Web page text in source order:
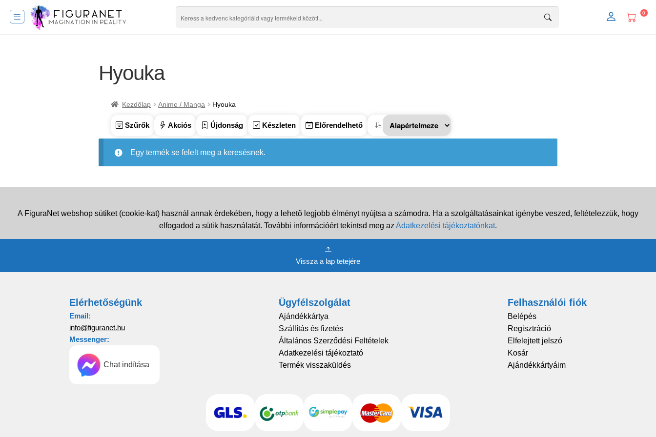
0
Hyouka
Kezdőlap Anime / Manga Hyouka
Szűrők Akciós Újdonság Készleten Előrendelhető
Egy termék se felelt meg a keresésnek.
A FiguraNet webshop sütiket (cookie-kat) használ annak érdekében, hogy a lehető legjobb élményt nyújtsa a számodra. Ha a szolgáltatásainkat igénybe veszed, feltételezzük, hogy
elfogadod a sütik használatát. További információért tekintsd meg az Adatkezelési tájékoztatónkat.
Vissza a lap tetejére
Elérhetőségünk
Email:
info@figuranet.hu
Messenger:
Chat indítása
Ügyfélszolgálat
Ajándékkártya
Szállítás és fizetés
Általános Szerződési Feltételek
Adatkezelési tájékoztató
Termék visszaküldés
Felhasználói fiók
Belépés
Regisztráció
Elfelejtett jelszó
Kosár
Ajándékkártyáim